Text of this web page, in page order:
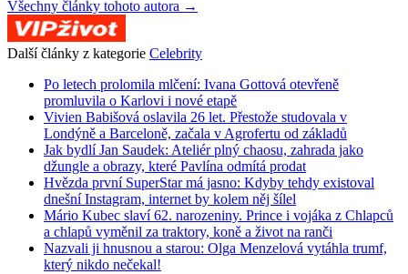
Všechny články tohoto autora →
Další články z kategorie Celebrity
Po letech prolomila mlčení: Ivana Gottová otevřeně
promluvila o Karlovi i nové etapě
Vivien Babišová oslavila 26 let. Přestože studovala v
Londýně a Barceloně, začala v Agrofertu od základů
Jak bydlí Jan Saudek: Ateliér plný chaosu, zahrada jako
džungle a obrazy, které Pavlína odmítá prodat
Hvězda první SuperStar má jasno: Kdyby tehdy existoval
dnešní Instagram, internet by kolem něj šílel
Mário Kubec slaví 62. narozeniny. Prince i vojáka z Chlapců
a chlapů vyměnil za traktory, koně a život na ranči
Nazvali ji hnusnou a starou: Olga Menzelová vytáhla trumf,
který nikdo nečekal!